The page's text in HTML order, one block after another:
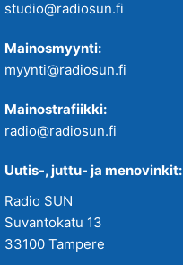
studio@radiosun.fi
Mainosmyynti:
myynti@radiosun.fi
Mainostrafiikki:
radio@radiosun.fi
Uutis-, juttu- ja menovinkit:
Radio SUN
Suvantokatu 13
33100 Tampere